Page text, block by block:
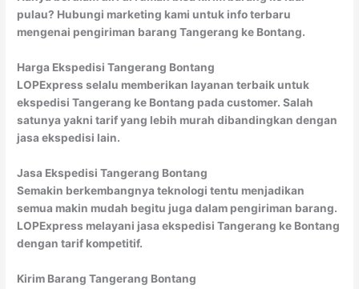
pulau? Hubungi marketing kami untuk info terbaru
mengenai pengiriman barang Tangerang ke Bontang.
Harga Ekspedisi Tangerang Bontang
LOPExpress selalu memberikan layanan terbaik untuk
ekspedisi Tangerang ke Bontang pada customer. Salah
satunya yakni tarif yang lebih murah dibandingkan dengan
jasa ekspedisi lain.
Jasa Ekspedisi Tangerang Bontang
Semakin berkembangnya teknologi tentu menjadikan
semua makin mudah begitu juga dalam pengiriman barang.
LOPExpress melayani jasa ekspedisi Tangerang ke Bontang
dengan tarif kompetitif.
Kirim Barang Tangerang Bontang